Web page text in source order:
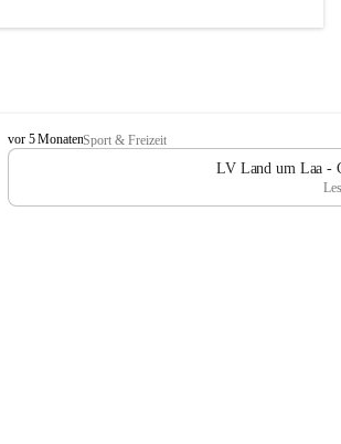
L
V
a
vor 5 MonatenSport & Freizeit
LV Land um Laa -